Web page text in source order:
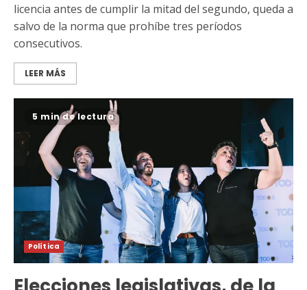
licencia antes de cumplir la mitad del segundo, queda a
salvo de la norma que prohíbe tres períodos
consecutivos.
LEER MÁS
5 min de lectura
Política